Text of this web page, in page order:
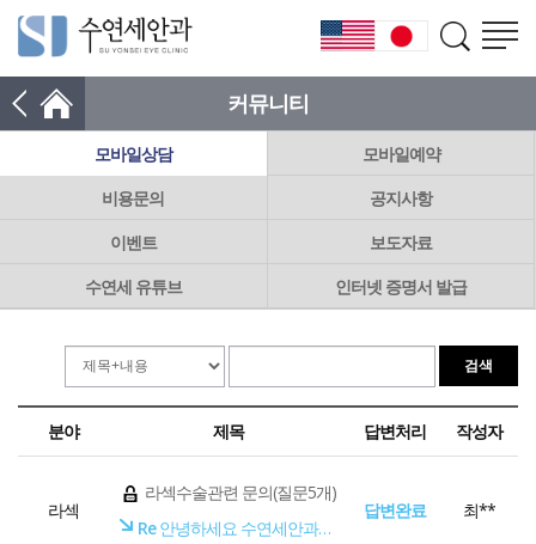
커뮤니티
모바일상담
모바일예약
비용문의
공지사항
이벤트
보도자료
수연세 유튜브
인터넷 증명서 발급
분야 제목 답변처리 작성자
라섹
라섹수술관련 문의(질문5개)
Re안녕하세요 수연세안과입니다.
답변완료 최**